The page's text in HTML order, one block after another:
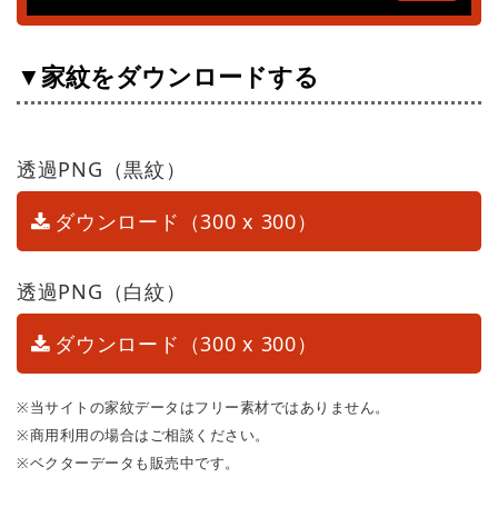
▼家紋をダウンロードする
透過PNG（黒紋）
ダウンロード（300 x 300）
透過PNG（白紋）
ダウンロード（300 x 300）
※当サイトの家紋データはフリー素材ではありません。
※商用利用の場合はご相談ください。
※ベクターデータも販売中です。